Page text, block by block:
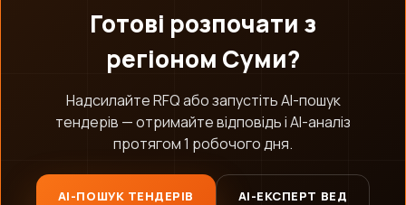
Готові розпочати з
регіоном Суми?
Надсилайте RFQ або запустіть AI-пошук
тендерів — отримайте відповідь і AI-аналіз
протягом 1 робочого дня.
AI-ПОШУК ТЕНДЕРІВ AI-ЕКСПЕРТ ВЕД
AI-стратег B2B.engineer
Промислові закупівлі, RFQ, тендери, ВЕД